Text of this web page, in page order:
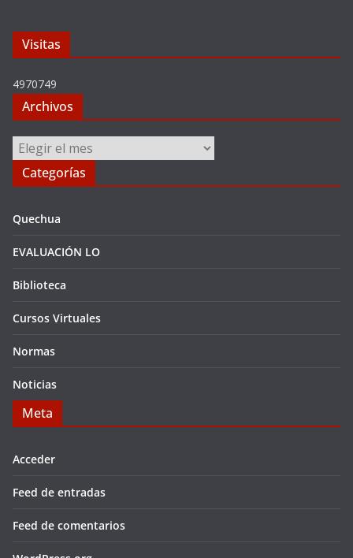
Visitas
4970749
Archivos
Archivos
Categorías
Quechua
EVALUACIÓN LO
Biblioteca
Cursos Virtuales
Normas
Noticias
Meta
Acceder
Feed de entradas
Feed de comentarios